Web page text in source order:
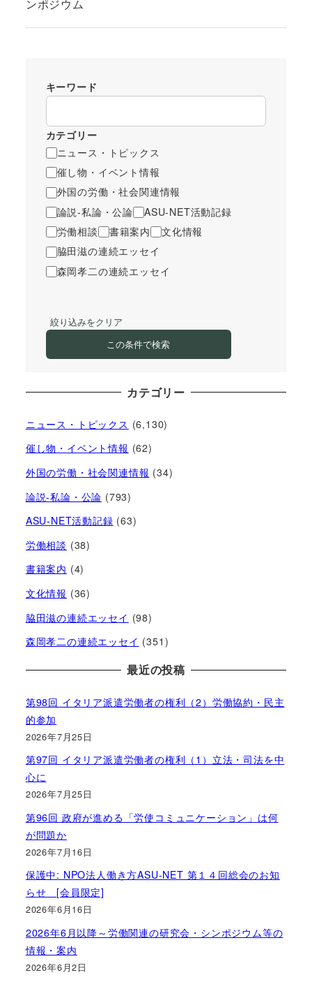
ンポジウム
キーワード
カテゴリー
ニュース・トピックス
催し物・イベント情報
外国の労働・社会関連情報
論説-私論・公論
ASU-NET活動記録
労働相談
書籍案内
文化情報
脇田滋の連続エッセイ
森岡孝二の連続エッセイ
絞り込みをクリア
この条件で検索
カテゴリー
ニュース・トピックス (6,130)
催し物・イベント情報 (62)
外国の労働・社会関連情報 (34)
論説-私論・公論 (793)
ASU-NET活動記録 (63)
労働相談 (38)
書籍案内 (4)
文化情報 (36)
脇田滋の連続エッセイ (98)
森岡孝二の連続エッセイ (351)
最近の投稿
第98回 イタリア派遣労働者の権利（2）労働協約・民主
的参加
2026年7月25日
第97回 イタリア派遣労働者の権利（1）立法・司法を中
心に
2026年7月25日
第96回 政府が進める「労使コミュニケーション」は何
が問題か
2026年7月16日
保護中: NPO法人働き方ASU-NET 第１４回総会のお知
らせ [会員限定]
2026年6月16日
2026年6月以降～労働関連の研究会・シンポジウム等の
情報・案内
2026年6月2日